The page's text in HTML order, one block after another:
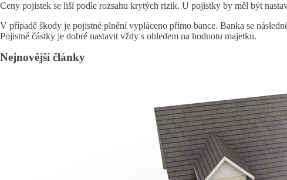
Ceny pojistek se liší podle rozsahu krytých rizik. U pojistky by měl být
V případě škody je pojistné plnění vypláceno přímo bance. Banka se
Pojistné částky je dobré nastavit vždy s ohledem na hodnotu majetku.
Nejnovější články